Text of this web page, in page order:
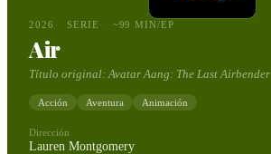
2026 SERIE ~99 MIN/EP
Air
Título original:Avatar Aang: The Last Airbender
Acción Aventura Animación
Dirección
Lauren Montgomery